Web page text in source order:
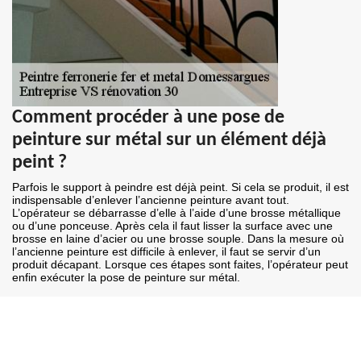
Comment procéder à une pose de
peinture sur métal sur un élément déjà
peint ?
Parfois le support à peindre est déjà peint. Si cela se produit, il est
indispensable d’enlever l’ancienne peinture avant tout.
L’opérateur se débarrasse d’elle à l’aide d’une brosse métallique
ou d’une ponceuse. Après cela il faut lisser la surface avec une
brosse en laine d’acier ou une brosse souple. Dans la mesure où
l’ancienne peinture est difficile à enlever, il faut se servir d’un
produit décapant. Lorsque ces étapes sont faites, l’opérateur peut
enfin exécuter la pose de peinture sur métal.